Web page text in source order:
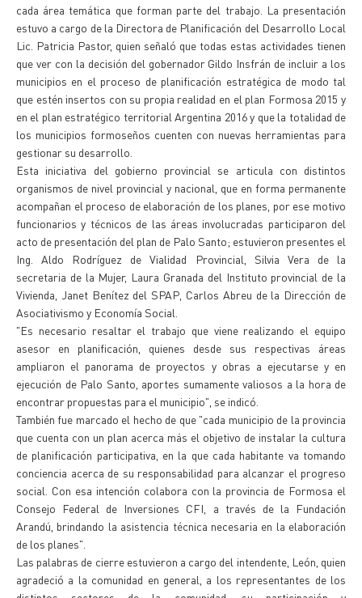
cada área temática que forman parte del trabajo. La presentación
estuvo a cargo de la Directora de Planificación del Desarrollo Local
Lic. Patricia Pastor, quien señaló que todas estas actividades tienen
que ver con la decisión del gobernador Gildo Insfrán de incluir a los
municipios en el proceso de planificación estratégica de modo tal
que estén insertos con su propia realidad en el plan Formosa 2015 y
en el plan estratégico territorial Argentina 2016 y que la totalidad de
los municipios formoseños cuenten con nuevas herramientas para
gestionar su desarrollo.
Esta iniciativa del gobierno provincial se articula con distintos
organismos de nivel provincial y nacional, que en forma permanente
acompañan el proceso de elaboración de los planes, por ese motivo
funcionarios y técnicos de las áreas involucradas participaron del
acto de presentación del plan de Palo Santo; estuvieron presentes el
Ing. Aldo Rodríguez de Vialidad Provincial, Silvia Vera de la
secretaria de la Mujer, Laura Granada del Instituto provincial de la
Vivienda, Janet Benítez del SPAP, Carlos Abreu de la Dirección de
Asociativismo y Economía Social.
"Es necesario resaltar el trabajo que viene realizando el equipo
asesor en planificación, quienes desde sus respectivas áreas
ampliaron el panorama de proyectos y obras a ejecutarse y en
ejecución de Palo Santo, aportes sumamente valiosos a la hora de
encontrar propuestas para el municipio", se indicó.
También fue marcado el hecho de que "cada municipio de la provincia
que cuenta con un plan acerca más el objetivo de instalar la cultura
de planificación participativa, en la que cada habitante va tomando
conciencia acerca de su responsabilidad para alcanzar el progreso
social. Con esa intención colabora con la provincia de Formosa el
Consejo Federal de Inversiones CFI, a través de la Fundación
Arandú, brindando la asistencia técnica necesaria en la elaboración
de los planes".
Las palabras de cierre estuvieron a cargo del intendente, León, quien
agradeció a la comunidad en general, a los representantes de los